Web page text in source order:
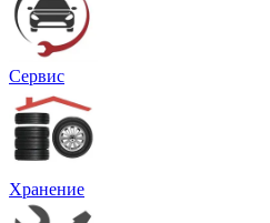
Сервис
Хранение